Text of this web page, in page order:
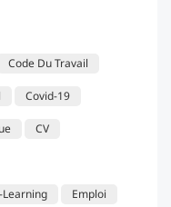
Code Du Travail
Covid-19
CV
Learning Emploi